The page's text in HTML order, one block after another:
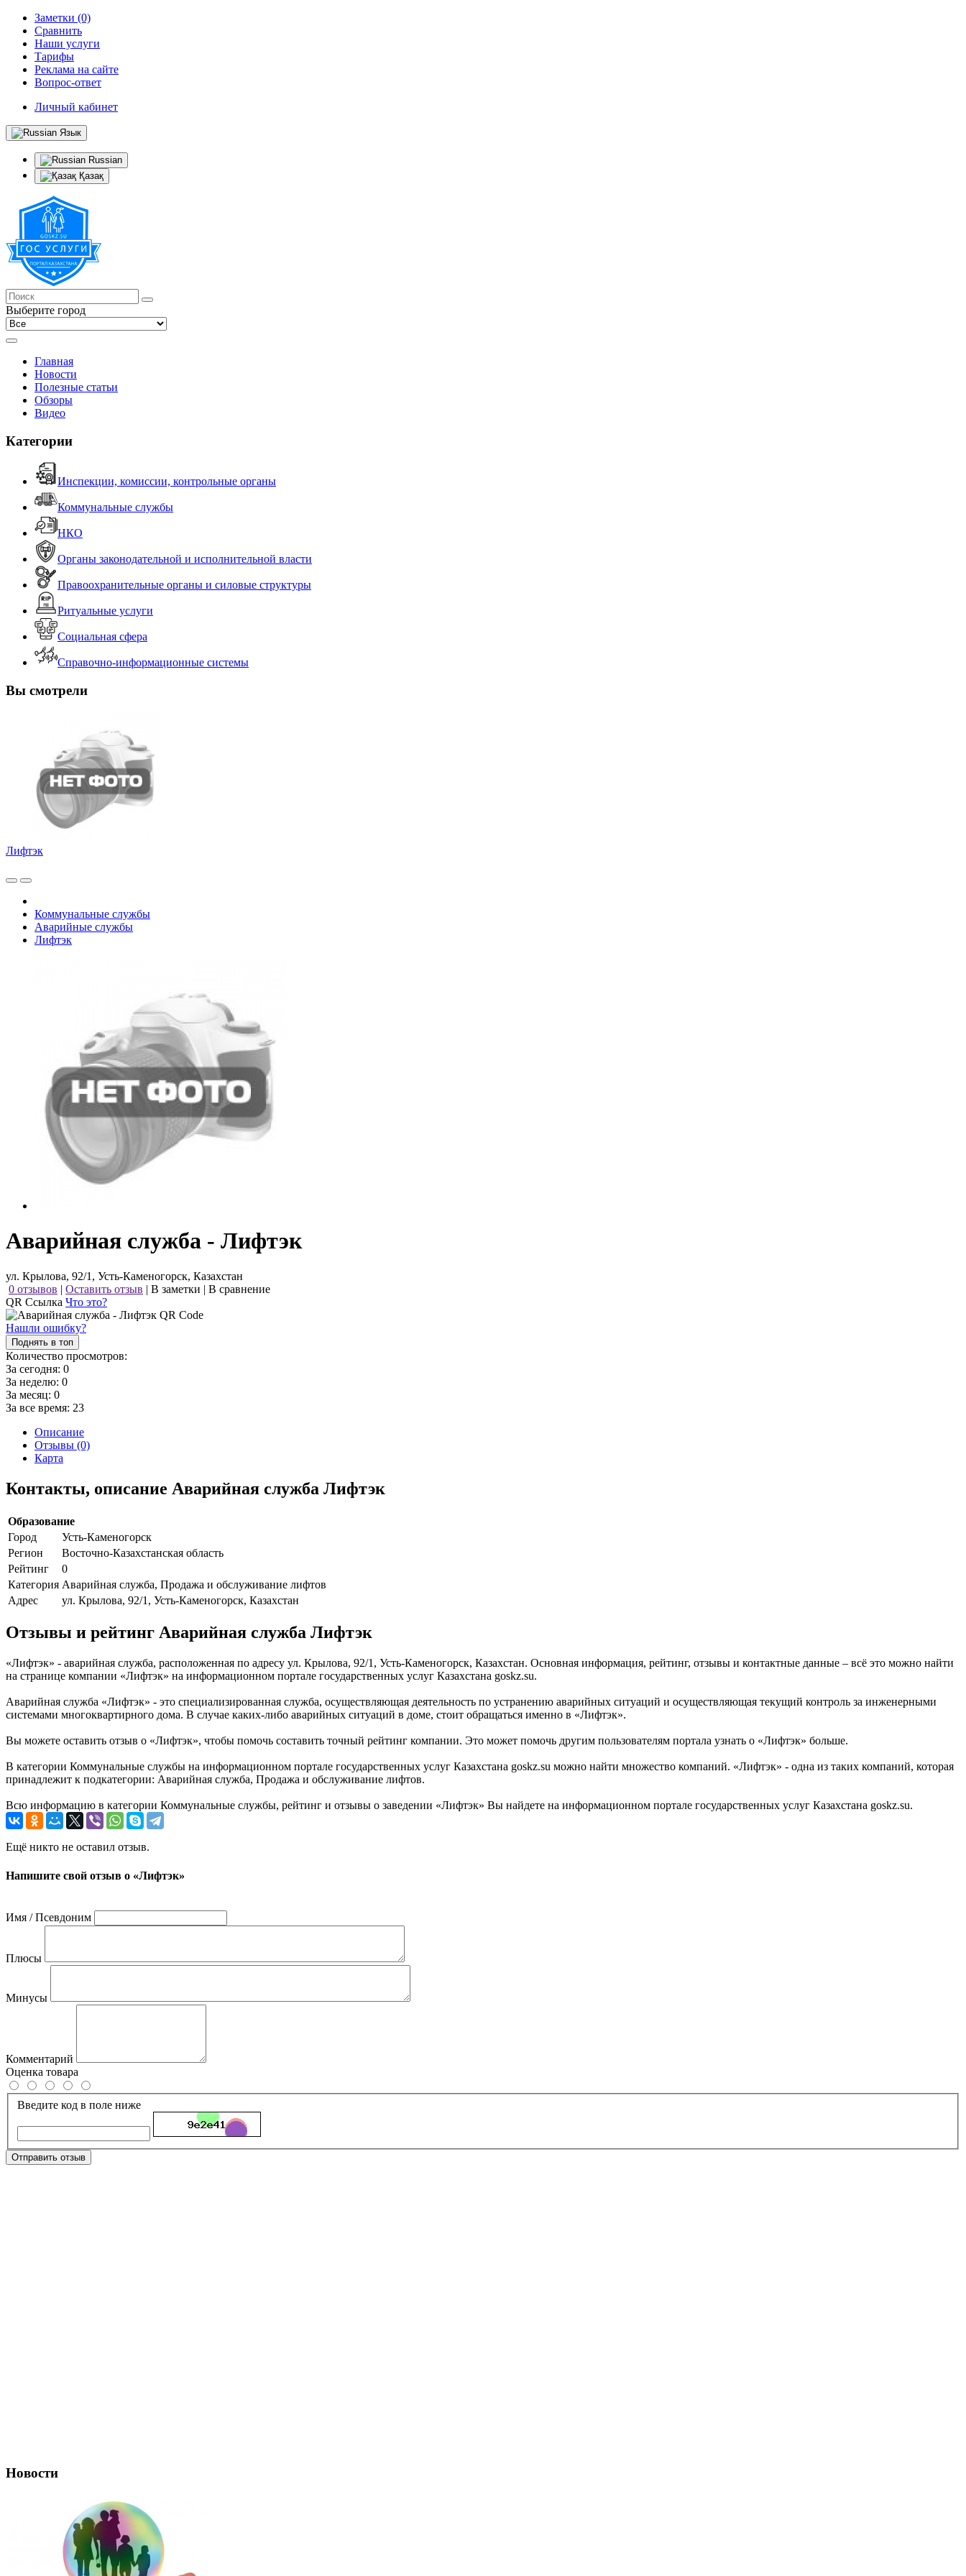
Заметки (0)
Сравнить
Наши услуги
Тарифы
Реклама на сайте
Вопрос-ответ
Личный кабинет
Язык
Russian
Қазақ
Выберите город
Главная
Новости
Полезные статьи
Обзоры
Видео
Категории
Инспекции, комиссии, контрольные органы
Коммунальные службы
НКО
Органы законодательной и исполнительной власти
Правоохранительные органы и силовые структуры
Ритуальные услуги
Социальная сфера
Справочно-информационные системы
Вы смотрели
Лифтэк
Коммунальные службы
Аварийные службы
Лифтэк
Аварийная служба - Лифтэк
ул. Крылова, 92/1, Усть-Каменогорск, Казахстан
0 отзывов | Оставить отзыв | В заметки | В сравнение
QR Ссылка Что это?
Нашли ошибку?
Поднять в топ
Количество просмотров:
За сегодня: 0
За неделю: 0
За месяц: 0
За все время: 23
Описание
Отзывы (0)
Карта
Контакты, описание Аварийная служба Лифтэк
Образование
Город
Усть-Каменогорск
Регион
Восточно-Казахстанская область
Рейтинг
0
Категория Аварийная служба, Продажа и обслуживание лифтов
Адрес
ул. Крылова, 92/1, Усть-Каменогорск, Казахстан
Отзывы и рейтинг Аварийная служба Лифтэк
«Лифтэк» - аварийная служба, расположенная по адресу ул. Крылова, 92/1, Усть-Каменогорск, Казахстан. Основная информация, рейтинг, отзывы и контактные данные – всё это можно найти
на странице компании «Лифтэк» на информационном портале государственных услуг Казахстана goskz.su.
Аварийная служба «Лифтэк» - это специализированная служба, осуществляющая деятельность по устранению аварийных ситуаций и осуществляющая текущий контроль за инженерными
системами многоквартирного дома. В случае каких-либо аварийных ситуаций в доме, стоит обращаться именно в «Лифтэк».
Вы можете оставить отзыв о «Лифтэк», чтобы помочь составить точный рейтинг компании. Это может помочь другим пользователям портала узнать о «Лифтэк» больше.
В категории Коммунальные службы на информационном портале государственных услуг Казахстана goskz.su можно найти множество компаний. «Лифтэк» - одна из таких компаний, которая
принадлежит к подкатегории: Аварийная служба, Продажа и обслуживание лифтов.
Всю информацию в категории Коммунальные службы, рейтинг и отзывы о заведении «Лифтэк» Вы найдете на информационном портале государственных услуг Казахстана goskz.su.
Ещё никто не оставил отзыв.
Напишите свой отзыв о «Лифтэк»
Имя / Псевдоним
Плюсы
Минусы
Комментарий
Оценка товара
Введите код в поле ниже
Отправить отзыв
Новости